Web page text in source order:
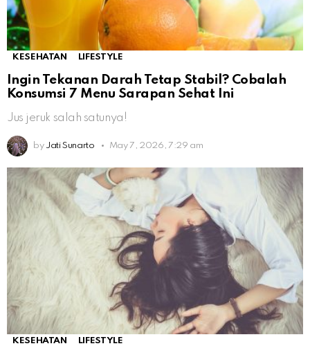
KESEHATAN LIFESTYLE
Ingin Tekanan Darah Tetap Stabil? Cobalah
Konsumsi 7 Menu Sarapan Sehat Ini
Jus jeruk salah satunya!
by Jati Sunarto May 7, 2026, 7:29 am
KESEHATAN LIFESTYLE